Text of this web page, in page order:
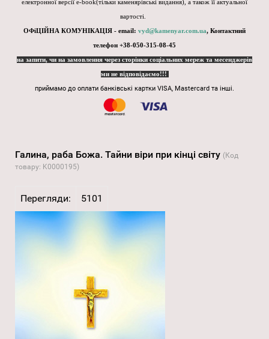
електронної версії e-book(тільки каменярівські видання), а також її актуальної
вартості.
ОФіЦІЙНА КОМУНІКАЦІЯ - email: vyd@kamenyar.com.ua, Контактний
телефон +38-050-315-08-45
на запити, чи на замовлення через сторінки соціальних мереж та месенджерів
ми не відповідаємо!!!
приймамо до оплати банківські картки VISA, Mastercard та інші.
Галина, раба Божа. Тайни віри при кінці світу (Код
товару: K0000195)
Перегляди: 5101